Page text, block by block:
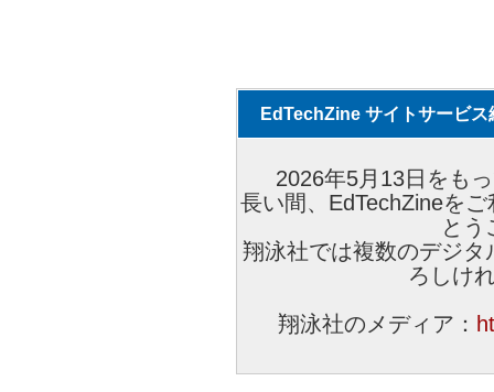
EdTechZine サイトサービス
2026年5月13日をも
長い間、EdTechZineを
とう
翔泳社では複数のデジ
ろしけ
翔泳社のメディア：